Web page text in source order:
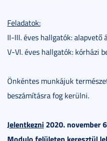
Feladatok:
II-III. éves hallgatók: alapvető
V-VI. éves hallgatók: kórházi
Önkéntes munkájuk
beszámításra fog kerülni.
Jelentkezni 2020. november
Modulo felületen keresztül